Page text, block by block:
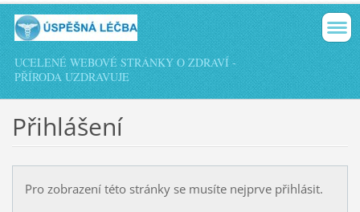
UCELENÉ WEBOVÉ STRÁNKY O ZDRAVÍ -
PŘÍRODA UZDRAVUJE
Přihlášení
Pro zobrazení této stránky se musíte nejprve přihlásit.